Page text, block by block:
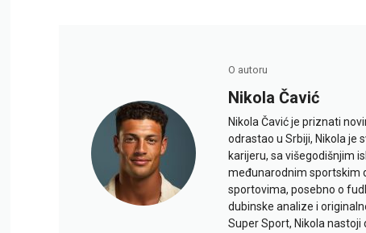
O autoru
Nikola Čavić
Nikola Čavić je priznati
odrastao u Srbiji, Nikola je
karijeru, sa višegodišnjim
međunarodnim sportskim
sportovima, posebno o
dubinske analize i
Super Sport, Nikola